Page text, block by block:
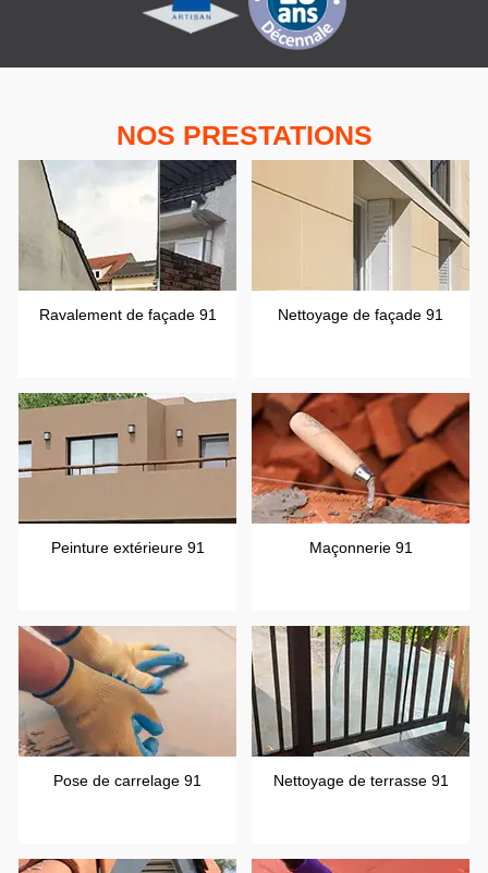
NOS PRESTATIONS
Ravalement de façade 91 Nettoyage de façade 91
Peinture extérieure 91 Maçonnerie 91
Pose de carrelage 91 Nettoyage de terrasse 91